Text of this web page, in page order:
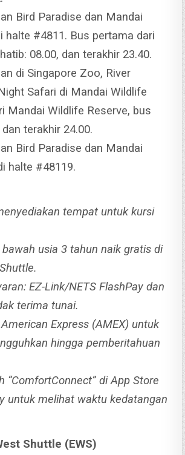
Bird Paradise dan Mandai
halte #4811. Bus pertama dari
08.00, dan terakhir 23.40.
di Singapore Zoo, River
Safari di Mandai Wildlife
Mandai Wildlife Reserve, bus
terakhir 24.00.
Bird Paradise dan Mandai
halte #48119.
tempat untuk kursi
usia 3 tahun naik gratis di
EZ-Link/NETS FlashPay dan
terima tunai.
Express (AMEX) untuk
hingga pemberitahuan
“ComfortConnect” di App Store
untuk melihat waktu kedatangan
Shuttle (EWS)